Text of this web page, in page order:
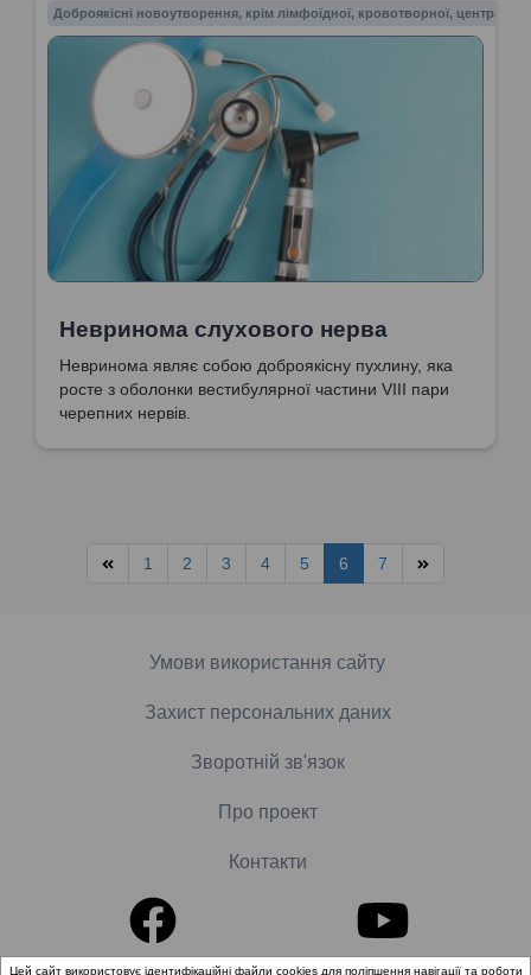
Доброякісні новоутворення, крім лімфоїдної, кровотворної,
Невринома слухового нерва
Невринома являє собою доброякісну пухлину, яка
росте з оболонки вестибулярної частини VIII пари
черепних нервів.
1 2 3 4 5 6 7
Умови використання сайту
Захист персональних даних
Зворотній зв'язок
Про проект
Контакти
Цей сайт використовує ідентифікаційні файли cookies для поліпшення навігації та роботи